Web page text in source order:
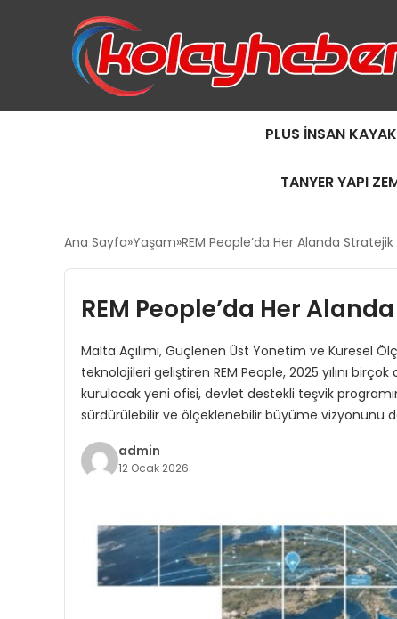
PLUS İNSAN
TANYER YAPI
Ana Sayfa Yaşam REM People’da Her Alanda
REM People’da Her
Malta Açılımı, Güçlenen Üst Yönetim ve Küresel
teknolojileri geliştiren REM People, 2025 yılını
kurulacak yeni ofisi, devlet destekli teşvik
sürdürülebilir ve ölçeklenebilir büyüme vizyonunu
admin
12 Ocak 2026